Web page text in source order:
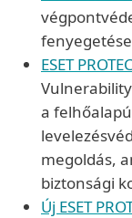
ESET
a
megoldás,
biztonsági
Új ESET